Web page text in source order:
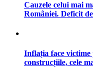
Cauzele celui mai
României. Deficit
Inflația face
construcțiile, cele